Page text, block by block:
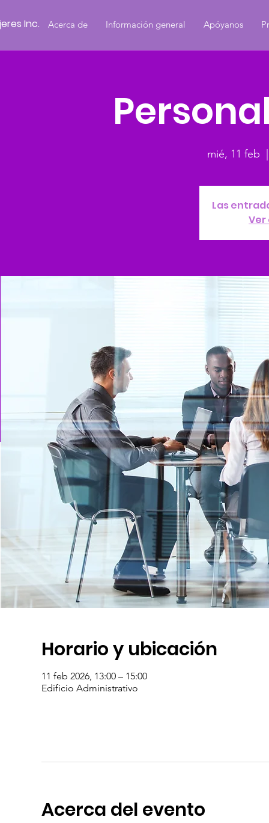
Acerca de Información general Apóyanos
Inc.
mié, 11 feb
Las
Horario y ubicación
11 feb 2026, 13:00 – 15:00
Edificio Administrativo
Acerca del evento